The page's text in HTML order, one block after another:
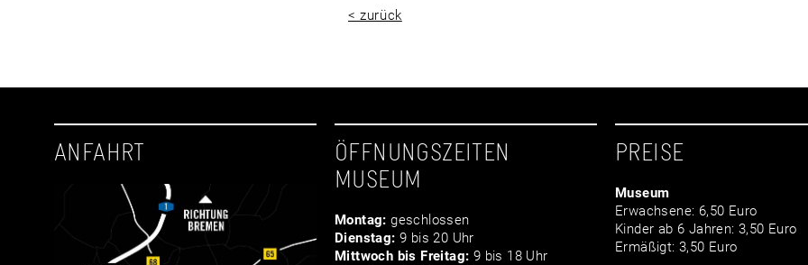
< zurück
ANFAHRT
ÖFFNUNGSZEITEN
MUSEUM
Montag: geschlossen
Dienstag: 9 bis 20 Uhr
Mittwoch bis Freitag: 9 bis 18 Uhr
PREISE
Museum
Erwachsene: 6,50 Euro
Kinder ab 6 Jahren: 3,50 Euro
Ermäßigt: 3,50 Euro